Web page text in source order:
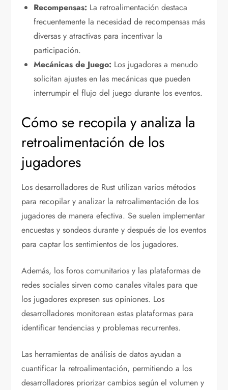
Recompensas: La retroalimentación destaca
frecuentemente la necesidad de recompensas más
diversas y atractivas para incentivar la
participación.
Mecánicas de Juego: Los jugadores a menudo
solicitan ajustes en las mecánicas que pueden
interrumpir el flujo del juego durante los eventos.
Cómo se recopila y analiza la
retroalimentación de los
jugadores
Los desarrolladores de Rust utilizan varios métodos
para recopilar y analizar la retroalimentación de los
jugadores de manera efectiva. Se suelen implementar
encuestas y sondeos durante y después de los eventos
para captar los sentimientos de los jugadores.
Además, los foros comunitarios y las plataformas de
redes sociales sirven como canales vitales para que
los jugadores expresen sus opiniones. Los
desarrolladores monitorean estas plataformas para
identificar tendencias y problemas recurrentes.
Las herramientas de análisis de datos ayudan a
cuantificar la retroalimentación, permitiendo a los
desarrolladores priorizar cambios según el volumen y